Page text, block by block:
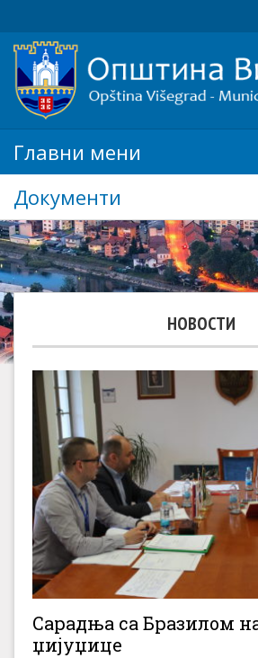
Главни мени
Документи
НОВОСТИ
Сарадња са Бразилом
џијуџице